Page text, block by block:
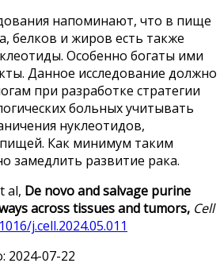
напоминают, что в пище
белков и жиров есть также
Особенно богаты ими
Данное исследование должно
при разработке стратегии
больных учитывать
нуклеотидов,
Как минимум таким
замедлить развитие рака.
al, De novo and salvage purine
across tissues and tumors, Cell
j.cell.2024.05.011
2024-07-22